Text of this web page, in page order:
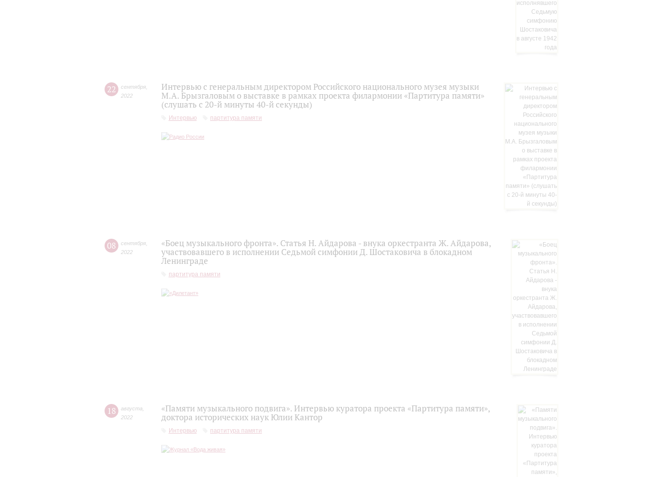
22 сентября
2022
Интервью с генеральным директором Российского национального музея музыки
М.А. Брызгаловым о выставке в рамках проекта филармонии «Партитура памяти»
(слушать с 20-й минуты 40-й секунды)
Интервью партитура памяти
08 сентября
2022
«Боец музыкального фронта». Статья Н. Айдарова - внука оркестранта Ж. Айдарова,
участвовавшего в исполнении Седьмой симфонии Д. Шостаковича в блокадном
Ленинграде
партитура памяти
18 августа
2022
«Памяти музыкального подвига». Интервью куратора проекта «Партитура памяти»,
доктора исторических наук Юлии Кантор
Интервью партитура памяти